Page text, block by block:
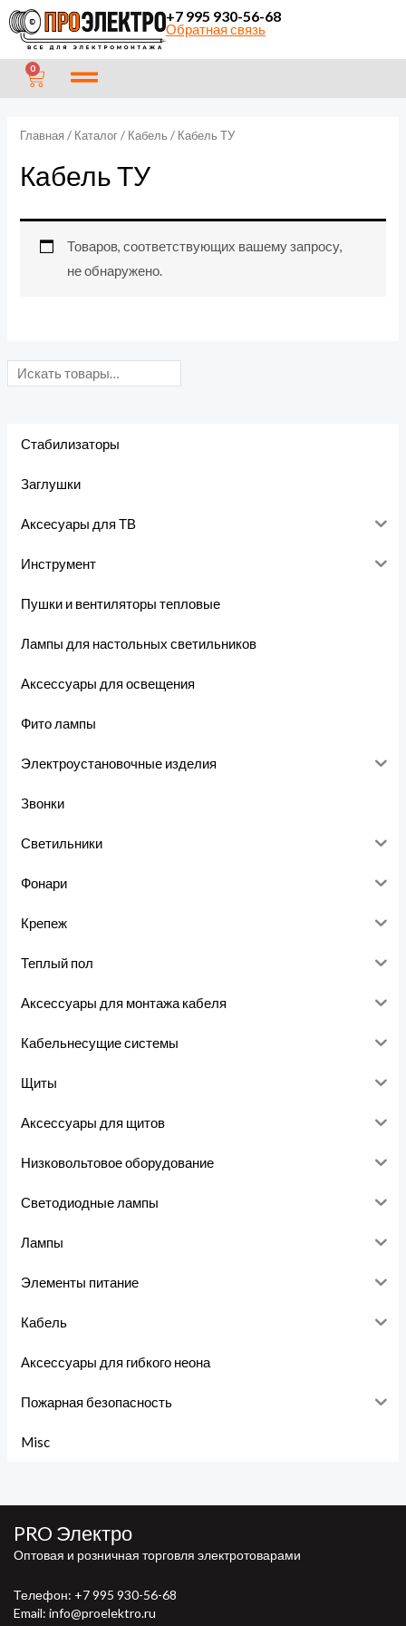
Перейти
содержимому
+7 995 930-56-68
Обратная связь
0 CART
П
Стабилизаторы
Заглушки
Аксесуары для ТВ
Инструмент
Пушки и вентиляторы тепловые
Лампы для настольных светильников
Аксессуары для освещения
Фито лампы
Электроустановочные изделия
Звонки
Светильники
Фонари
Крепеж
Теплый пол
Аксессуары для монтажа кабеля
Кабельнесущие системы
Щиты
Аксессуары для щитов
Низковольтовое оборудование
Светодиодные лампы
Лампы
Элементы питание
Кабель
Аксессуары для гибкого неона
Пожарная безопасность
Misc
Главная / Каталог/ Кабель / Кабель ТУ
Кабель ТУ
Товаров, соответствующих вашему запросу,
не обнаружено.
PRO Электро
Оптовая и розничная торговля электротоварами
Телефон: +7 995 930-56-68
Email: info@proelektro.ru